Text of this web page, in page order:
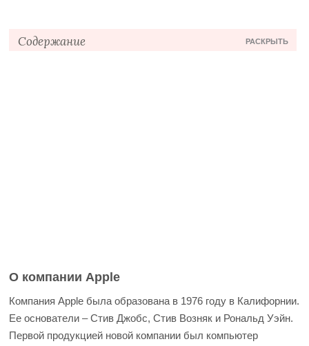
Содержание РАСКРЫТЬ
О компании Apple
Компания Apple была образована в 1976 году в Калифорнии.
Ее основатели – Стив Джобс, Стив Возняк и Рональд Уэйн.
Первой продукцией новой компании был компьютер